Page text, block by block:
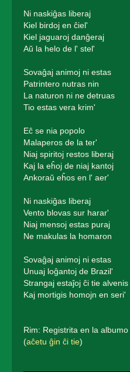
Ni naskiĝas liberaj
Kiel birdoj en ĉiel'
Kiel jaguaroj danĝeraj
Aŭ la helo de l' stel'
Sovaĝaj animoj ni estas
Patrintero nutras nin
La naturon ni ne detruas
Tio estas vera krim'
Eĉ se nia popolo
Malaperos de la ter'
Niaj spiritoj restos liberaj
Kaj la eĥoj de niaj kantoj
Ankoraŭ eĥos en l' aer'
Ni naskiĝas liberaj
Vento blovas sur harar'
Niaj mensoj estas puraj
Ne makulas la homaron
Sovaĝaj animoj ni estas
Unuaj loĝantoj de Brazil'
Strangaj estaĵoj ĉi tie alvenis
Kaj mortigis homojn en seri'
Rim: Registrita en la albumo
(aĉetu ĝin ĉi tie)